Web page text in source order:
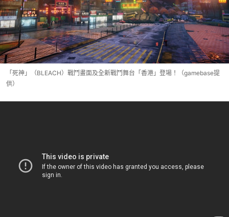
「死神」（BLEACH）戰鬥畫面及全新戰鬥舞台「香港」登場！（gamebase提
供）